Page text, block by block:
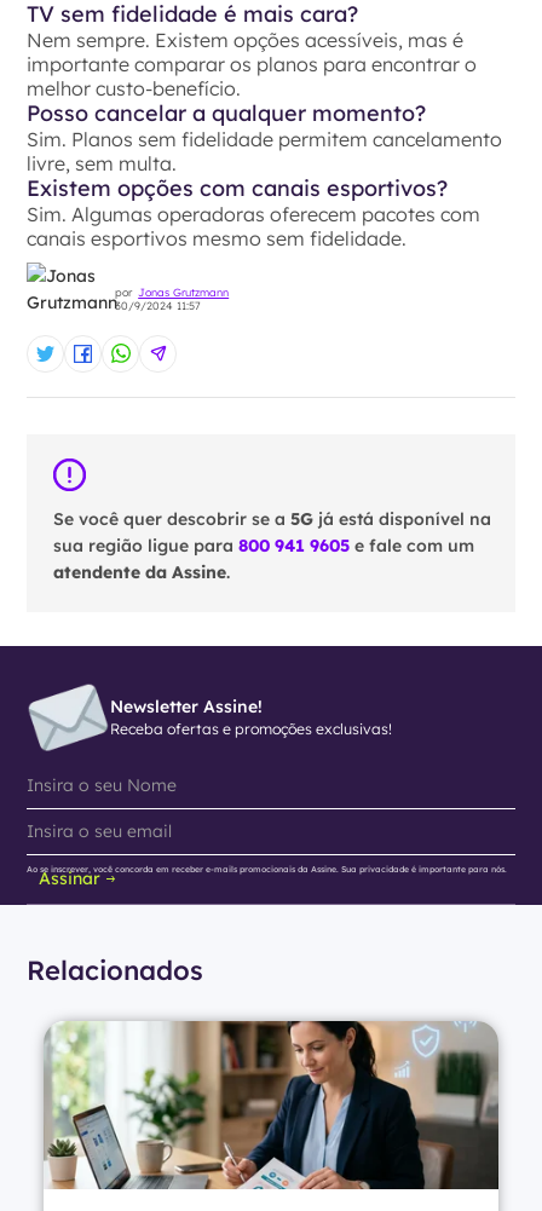
TV sem fidelidade é mais cara?
Nem sempre. Existem opções acessíveis, mas é
importante comparar os planos para encontrar o
melhor custo-benefício.
Posso cancelar a qualquer momento?
Sim. Planos sem fidelidade permitem cancelamento
livre, sem multa.
Existem opções com canais esportivos?
Sim. Algumas operadoras oferecem pacotes com
canais esportivos mesmo sem fidelidade.
por Jonas Grutzmann
30/9/2024 11:57
Se você quer descobrir se a5G já está disponível na
sua região ligue para800 941 9605 e fale com um
atendente da Assine.
Newsletter Assine!
Receba ofertas e promoções exclusivas!
Assinar
Ao se inscrever, você concorda em receber e-mails promocionais da Assine. Sua privacidade é importante para nós.
Relacionados